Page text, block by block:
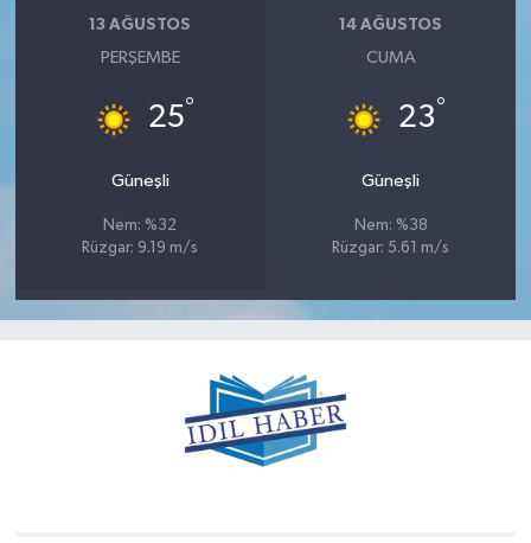
13 AĞUSTOS
PERŞEMBE
25°
Güneşli
Nem: %32
Rüzgar: 9.19 m/s
14 AĞUSTOS
CUMA
23°
Güneşli
Nem: %38
Rüzgar: 5.61 m/s